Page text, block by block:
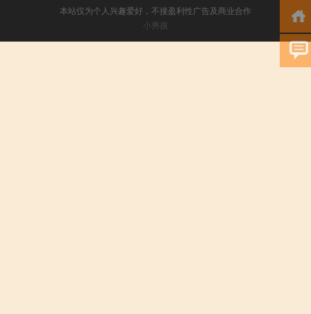
本站仅为个人兴趣爱好，不接盈利性广告及商业合作
小男孩